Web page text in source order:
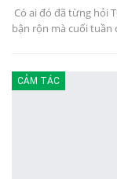
Có ai đó đã từng hỏi
bận rộn mà cuối tuần
CẢM TÁC